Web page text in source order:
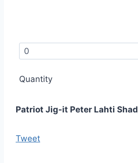
Quantity
Patriot Jig-it Peter Lahti Shad
Tweet